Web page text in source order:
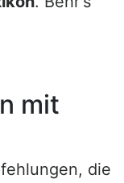
mit
die